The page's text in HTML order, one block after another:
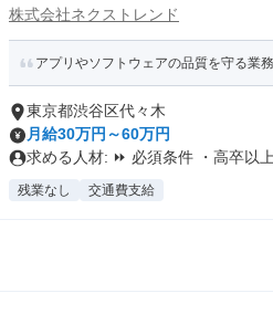
株式会社ネクストレンド
アプリやソフトウェアの品質を守る業
東京都渋谷区代々木
月給30万円～60万円
求める人材: ⏩ 必須条件 ・高卒以
残業なし 交通費支給